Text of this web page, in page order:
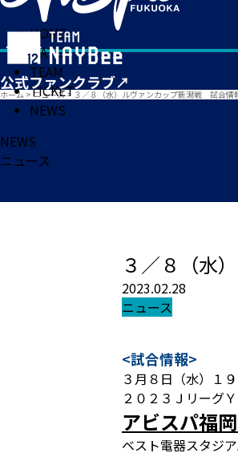
HOME
MATCH
TEAM
TICKET
NEWS
ホーム > ニュース> ３／８（水）ルヴァンカップ新潟戦 試合情
NEWS
ニュース
３／８（水
2023.02.28
ニュース
<試合情報>
３月８日（水）１
２０２３Ｊリーグ
アビスパ福
ベスト電器スタジ